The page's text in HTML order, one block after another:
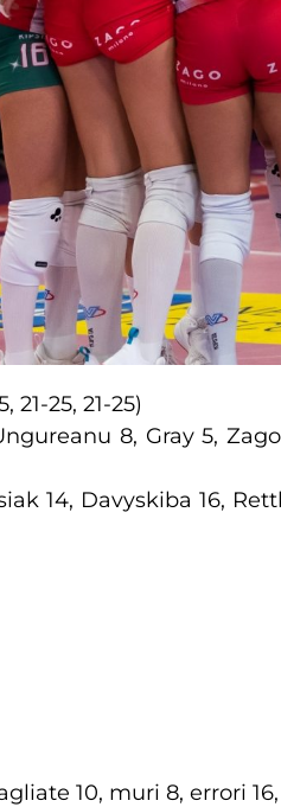
21-25, 21-25)
8, Gray 5,
14, Davyskiba 16,
10, muri 8, errori